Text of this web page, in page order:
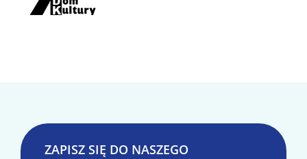
ZAPISZ SIĘ DO NASZEGO